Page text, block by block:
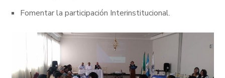
Fomentar la participación Interinstitucional.